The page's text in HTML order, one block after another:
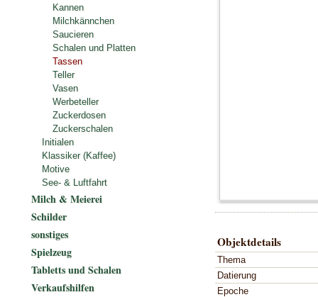
Objektdetails
Thema
Datierung
Epoche
Kannen
Milchkännchen
Saucieren
Schalen und Platten
Tassen
Teller
Vasen
Werbeteller
Zuckerdosen
Zuckerschalen
Initialen
Klassiker (Kaffee)
Motive
See- & Luftfahrt
Milch & Meierei
Schilder
sonstiges
Spielzeug
Tabletts und Schalen
Verkaufshilfen